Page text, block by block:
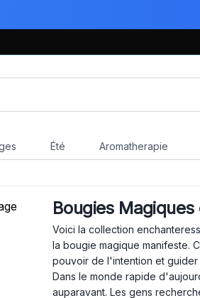
Été Aromatherapie
Bougies
Voici la collection
la bougie magique manifeste.
pouvoir de l'intention et
Dans le monde rapide
auparavant. Les gens